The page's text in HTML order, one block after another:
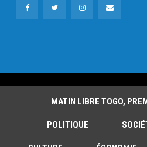
MATIN LIBRE TOGO,
POLITIQUE